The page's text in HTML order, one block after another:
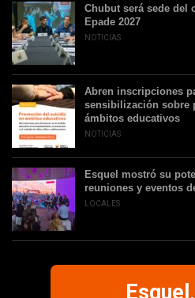
Chubut será sede del
Epade 2027
NOTICIAS
Abren inscripciones
sensibilización sobre
ámbitos educativos
NOTICIAS
Esquel mostró su
reuniones y eventos
LOCALES